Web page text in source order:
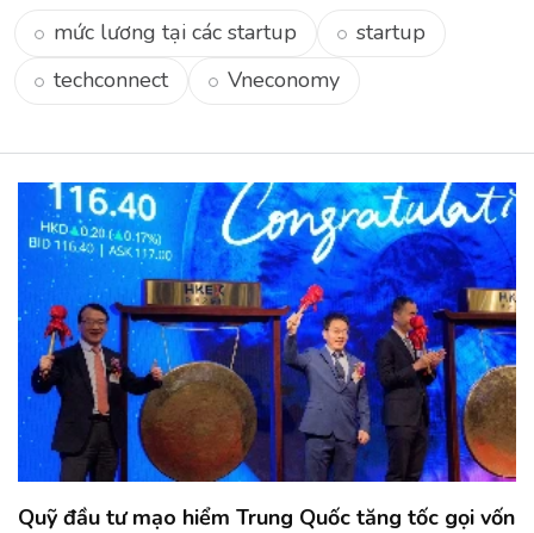
mức lương tại các startup
startup
techconnect
Vneconomy
Quỹ đầu tư mạo hiểm Trung Quốc tăng tốc gọi vốn